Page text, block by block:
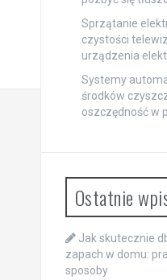
Sprzątanie
czystości
urządzenia
Systemy
środków
oszczędność w
Ostatnie
Jak skutecznie
zapach w domu:
sposoby